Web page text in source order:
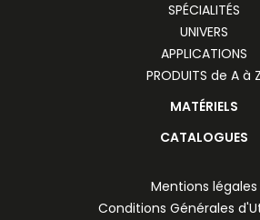
SPÉCIALITÉS
UNIVERS
APPLICATIONS
PRODUITS de A à Z
MATÉRIELS
CATALOGUES
Mentions légales
Conditions Générales